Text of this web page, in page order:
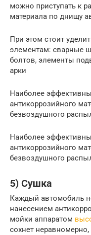
можно приступать к
материала по днищу
При этом стоит
элементам: сварные
болтов, элементы
арки
Наиболее
антикоррозийного
безвоздушного
Наиболее
антикоррозийного
безвоздушного
5) Сушка
Каждый автомобиль
нанесением
мойки аппаратом
сохнет